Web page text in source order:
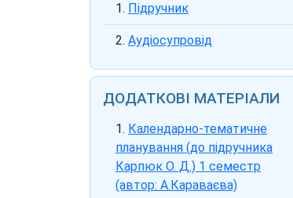
Підручник
Аудіосупровід
ДОДАТКОВІ МАТЕРІАЛИ
Календарно-тематичне
планування (до підручника
Карпюк О. Д.) 1 семестр
(автор: А.Караваєва)